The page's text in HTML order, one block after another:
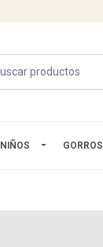
NIÑOS GORROS